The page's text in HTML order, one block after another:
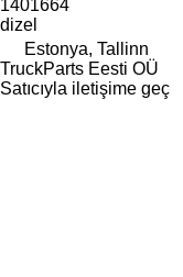
1401664
dizel
Estonya, Tallinn
TruckParts Eesti OÜ
Satıcıyla iletişime geç